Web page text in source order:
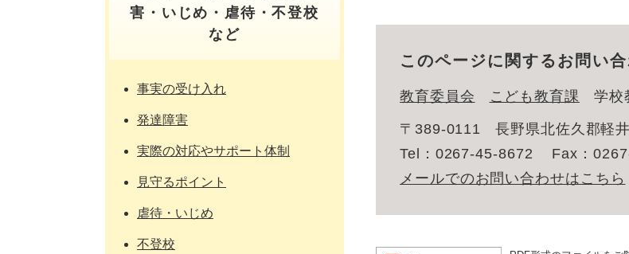
このページに関するお問い
教育委員会 こども教育課 学校
〒389-0111
長野県北佐久郡軽
Tel：0267-45-8672
Fax：
メールでのお問い合わせはこちら
害・いじめ・虐待・不登校
など
事実の受け入れ
発達障害
実際の対応やサポート体制
見守るポイント
虐待・いじめ
不登校